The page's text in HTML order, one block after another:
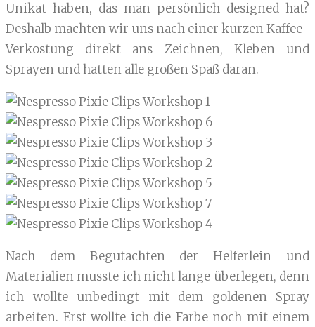
Unikat haben, das man persönlich designed hat?
Deshalb machten wir uns nach einer kurzen Kaffee-
Verkostung direkt ans Zeichnen, Kleben und
Sprayen und hatten alle großen Spaß daran.
Nach dem Begutachten der Helferlein und
Materialien musste ich nicht lange überlegen, denn
ich wollte unbedingt mit dem goldenen Spray
arbeiten. Erst wollte ich die Farbe noch mit einem